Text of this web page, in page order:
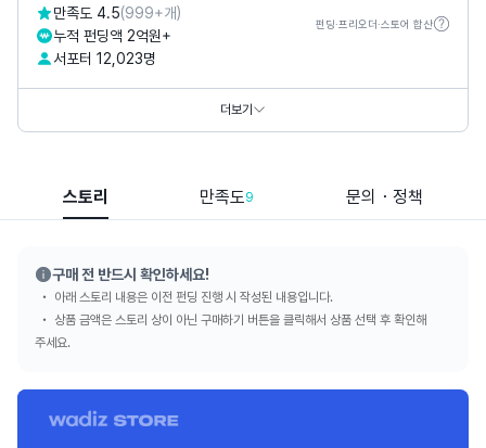
만족도 4.5(999+개)
누적 펀딩액 2억원+
서포터 12,023명
펀딩·프리오더·스토어 합산
https://smartstore.naver.com/dois
https://smartstore.naver.com/forlem
더보기
스토리 만족도9 문의・정책
구매 전 반드시 확인하세요!
아래 스토리 내용은 이전 펀딩 진행 시 작성된 내용입니다.
상품 금액은 스토리 상이 아닌 구매하기 버튼을 클릭해서 상품 선택 후 확인해
주세요.